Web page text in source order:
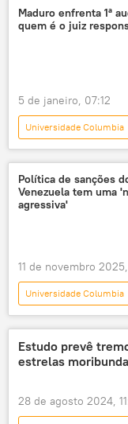
Groenlândia
aumento do nível do
Maduro enfrenta 1ª
quem é o juiz
5 de janeiro, 07:12
Universidade Columbia
Américas
Venezuela
Nicolás Maduro
Harvey Weinstein
American Airlines
política internacional
Política de sanções
Venezuela tem uma
agressiva'
11 de novembro
Universidade Columbia
Américas
China
Convenções de Genebra
Estudo prevê
estrelas
28 de agosto 2024,